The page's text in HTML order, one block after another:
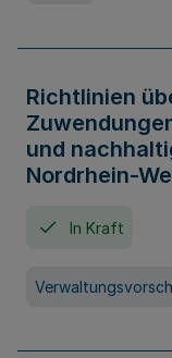
Richtlinien
und
Nordrhein-
In Kraft